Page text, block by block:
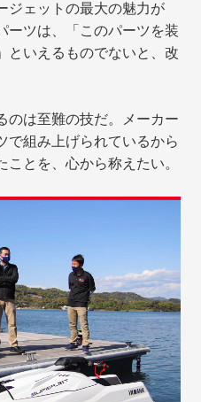
ジェットの最大の魅力が
ーツは、「このパーツを装
といえるものでないと、改
のは至難の技だ。メーカー
で組み上げられているから
とを、心から称えたい。